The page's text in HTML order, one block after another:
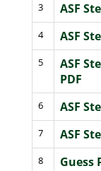
3 ASF
4 ASF
5
ASF
PDF
6 ASF
7 ASF
8 Guess